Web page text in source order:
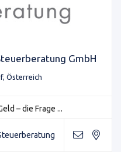
GmbH
Österreich
– die Frage ...